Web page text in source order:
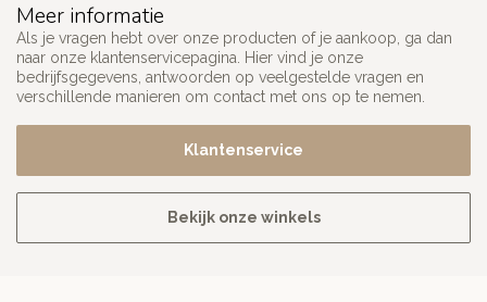
Meer informatie
Als je vragen hebt over onze producten of je aankoop, ga dan
naar onze klantenservicepagina. Hier vind je onze
bedrijfsgegevens, antwoorden op veelgestelde vragen en
verschillende manieren om contact met ons op te nemen.
Klantenservice
Bekijk onze winkels